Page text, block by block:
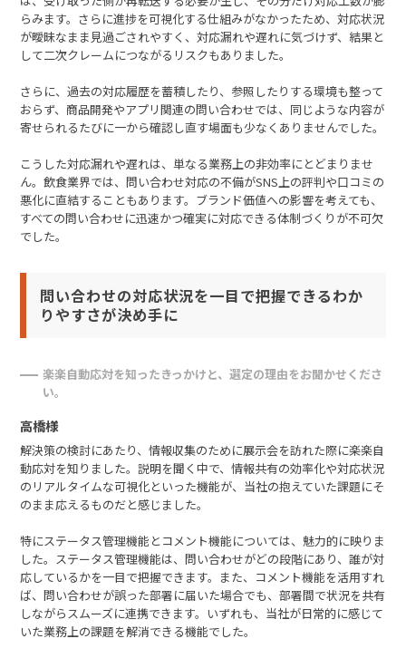
らみます。さらに進捗を可視化する仕組みがなかったため、対応状況
が曖昧なまま見過ごされやすく、対応漏れや遅れに気づけず、結果と
して二次クレームにつながるリスクもありました。
さらに、過去の対応履歴を蓄積したり、参照したりする環境も整って
おらず、商品開発やアプリ関連の問い合わせでは、同じような内容が
寄せられるたびに一から確認し直す場面も少なくありませんでした。
こうした対応漏れや遅れは、単なる業務上の非効率にとどまりませ
ん。飲食業界では、問い合わせ対応の不備がSNS上の評判や口コミの
悪化に直結することもあります。ブランド価値への影響を考えても、
すべての問い合わせに迅速かつ確実に対応できる体制づくりが不可欠
でした。
問い合わせの対応状況を一目で把握できるわか
りやすさが決め手に
楽楽自動応対を知ったきっかけと、選定の理由をお聞かせくださ
い。
高橋様
解決策の検討にあたり、情報収集のために展示会を訪れた際に楽楽自
動応対を知りました。説明を聞く中で、情報共有の効率化や対応状況
のリアルタイムな可視化といった機能が、当社の抱えていた課題にそ
のまま応えるものだと感じました。
特にステータス管理機能とコメント機能については、魅力的に映りま
した。ステータス管理機能は、問い合わせがどの段階にあり、誰が対
応しているかを一目で把握できます。また、コメント機能を活用すれ
ば、問い合わせが誤った部署に届いた場合でも、部署間で状況を共有
しながらスムーズに連携できます。いずれも、当社が日常的に感じて
いた業務上の課題を解消できる機能でした。